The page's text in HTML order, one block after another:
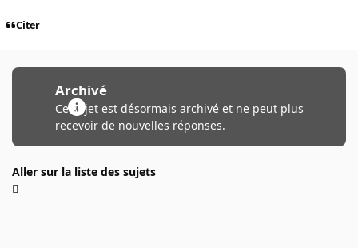
Citer
Archivé
Ce sujet est désormais archivé et ne peut plus
recevoir de nouvelles réponses.
Aller sur la liste des sujets